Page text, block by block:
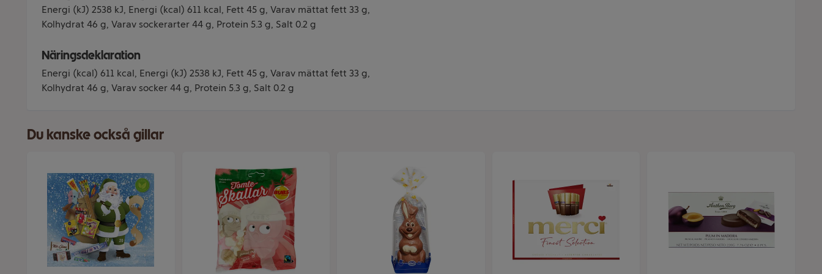
Energi (kJ) 2538 kJ, Energi (kcal) 611 kcal, Fett 45 g, Varav mättat fett 33 g,
Kolhydrat 46 g, Varav sockerarter 44 g, Protein 5.3 g, Salt 0.2 g
Näringsdeklaration
Energi (kcal) 611 kcal, Energi (kJ) 2538 kJ, Fett 45 g, Varav mättat fett 33 g,
Kolhydrat 46 g, Varav socker 44 g, Protein 5.3 g, Salt 0.2 g
Du kanske också gillar